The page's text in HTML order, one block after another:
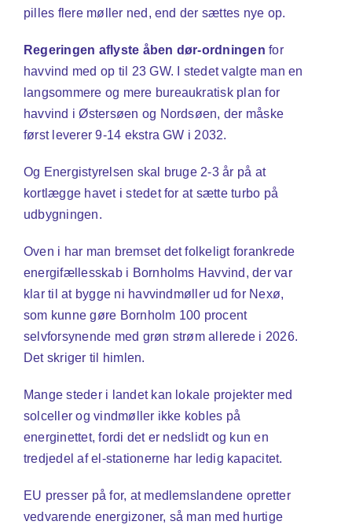
pilles flere møller ned, end der sættes nye op.
Regeringen aflyste åben dør-ordningen for
havvind med op til 23 GW. I stedet valgte man en
langsommere og mere bureaukratisk plan for
havvind i Østersøen og Nordsøen, der måske
først leverer 9-14 ekstra GW i 2032.
Og Energistyrelsen skal bruge 2-3 år på at
kortlægge havet i stedet for at sætte turbo på
udbygningen.
Oven i har man bremset det folkeligt forankrede
energifællesskab i Bornholms Havvind, der var
klar til at bygge ni havvindmøller ud for Nexø,
som kunne gøre Bornholm 100 procent
selvforsynende med grøn strøm allerede i 2026.
Det skriger til himlen.
Mange steder i landet kan lokale projekter med
solceller og vindmøller ikke kobles på
energinettet, fordi det er nedslidt og kun en
tredjedel af el-stationerne har ledig kapacitet.
EU presser på for, at medlemslandene opretter
vedvarende energizoner, så man med hurtige